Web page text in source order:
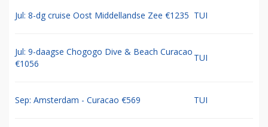
Jul: 8-dg cruise Oost Middellandse Zee €1235 TUI
Jul: 9-daagse Chogogo Dive & Beach Curacao
€1056
TUI
Sep: Amsterdam - Curacao €569 TUI